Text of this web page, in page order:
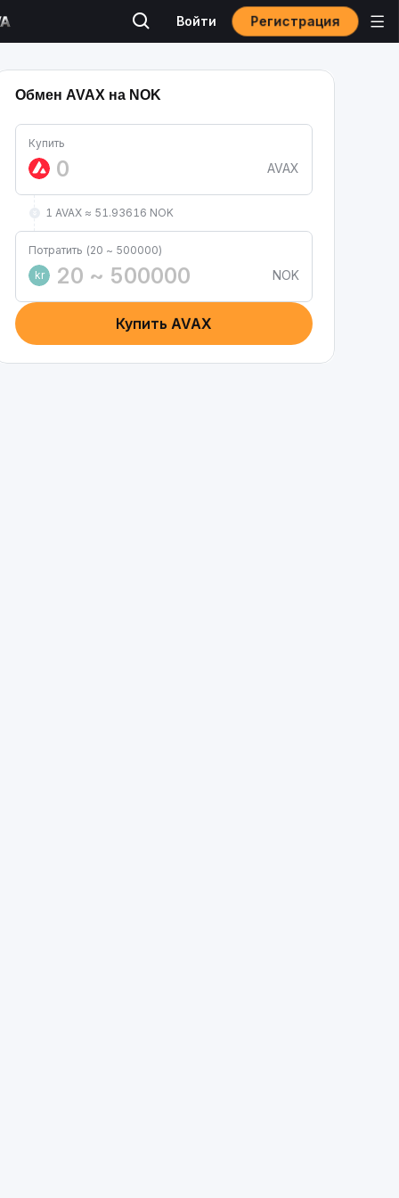
Войти Регистрация
Обмен AVAX на NOK
Купить
AVAX
1 AVAX ≈ 51.93616 NOK
Потратить (20 ~ 500000)
kr
NOK
Купить AVAX